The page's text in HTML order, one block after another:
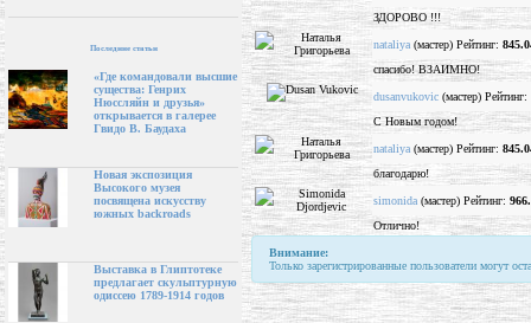
Последние статьи
«Где командовали высшие
существа: Генрих
Нюссляйн и друзья»
открывается в галерее
Гвидо В. Баудаха
Новая экспозиция
Высокого музея
посвящена искусству
южных backroads
Выставка в Глиптотеке
предлагает скульптурную
одиссею 1789-1914 годов
ЗДОРОВО !!!
nataliya (мастер) Рейтинг:
спасибо! ВЗАИМНО!
dusanvukovic (мастер) Рейтинг:
С Новым годом!
nataliya (мастер) Рейтинг:
благодарю!
simonida (мастер) Рейтинг:
Отлично!
Внимание:
Только зарегистрированные пользователи могут